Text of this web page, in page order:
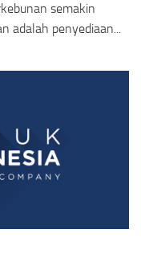
semakin
adalah penyediaan...